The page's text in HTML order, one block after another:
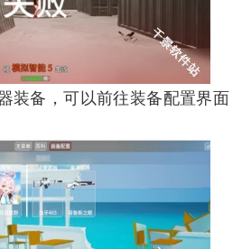
装备，可以前往装备配置界面